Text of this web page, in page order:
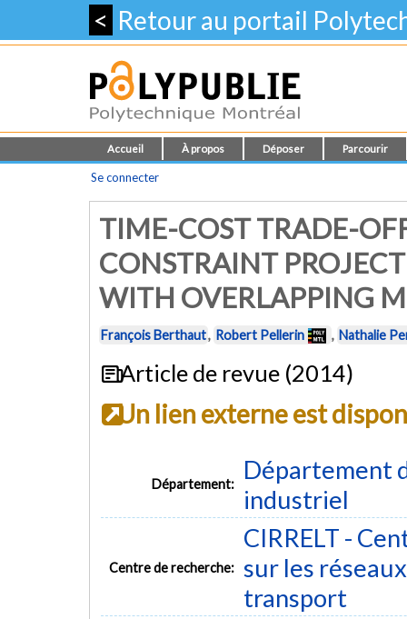
< Retour au portail
Accueil À propos Déposer Parcourir
Se connecter
TIME-COST TRADE-
CONSTRAINT
WITH OVERLAPPING
François Berthaut, Robert Pellerin , Nathalie
Article de revue (2014)
Un lien externe est
Département:
Département
industriel
Centre de recherche:
CIRRELT -
sur les
transport